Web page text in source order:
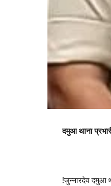
दमुआ थाना
!जुन्नारदेव दमुआ